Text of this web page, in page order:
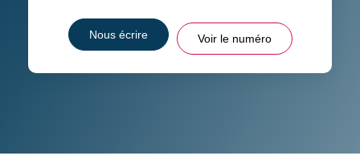
Nous écrire Voir le numéro